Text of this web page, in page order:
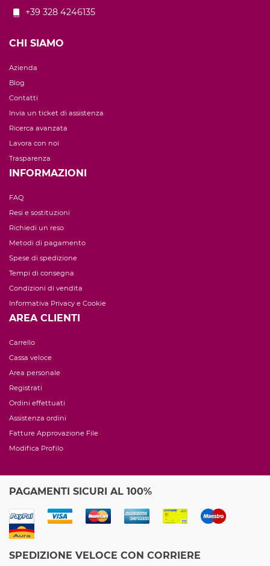
+39 328 4246135
CHI SIAMO
Azienda
Blog
Contatti
Invia un ticket di assistenza
Ricerca avanzata
Lavora con noi
Trasparenza
INFORMAZIONI
FAQ
Resi e sostituzioni
Richiedi un reso
Metodi di pagamento
Spese di spedizione
Tempi di consegna
Condizioni di vendita
Informativa Privacy e Cookie
AREA CLIENTI
Carrello
Cassa veloce
Area personale
Registrati
Ordini effettuati
Assistenza ordini
Fatture Approvazione File
Modifica Profilo
PAGAMENTI SICURI AL 100%
SPEDIZIONE VELOCE CON CORRIERE